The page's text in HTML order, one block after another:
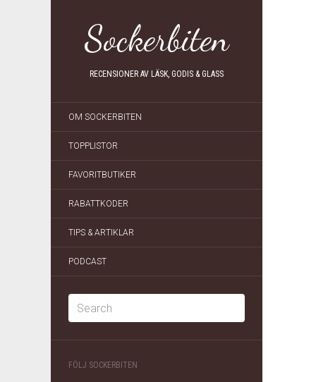
Sockerbiten
RECENSIONER AV LÄSK, GODIS & GLASS
OM SOCKERBITEN
TOPPLISTOR
FAVORITBUTIKER
RABATTKODER
TIPS & ARTIKLAR
PODCAST
FÖLJ SOCKERBITEN